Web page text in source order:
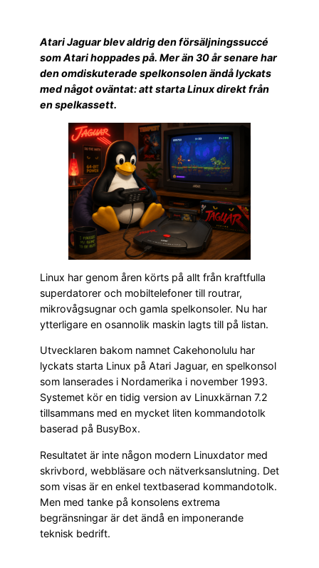
Atari Jaguar blev aldrig den försäljningssuccé
som Atari hoppades på. Mer än 30 år senare har
den omdiskuterade spelkonsolen ändå lyckats
med något oväntat: att starta Linux direkt från
en spelkassett.
Linux har genom åren körts på allt från kraftfulla
superdatorer och mobiltelefoner till routrar,
mikrovågsugnar och gamla spelkonsoler. Nu har
ytterligare en osannolik maskin lagts till på listan.
Utvecklaren bakom namnet Cakehonolulu har
lyckats starta Linux på Atari Jaguar, en spelkonsol
som lanserades i Nordamerika i november 1993.
Systemet kör en tidig version av Linuxkärnan 7.2
tillsammans med en mycket liten kommandotolk
baserad på BusyBox.
Resultatet är inte någon modern Linuxdator med
skrivbord, webbläsare och nätverksanslutning. Det
som visas är en enkel textbaserad kommandotolk.
Men med tanke på konsolens extrema
begränsningar är det ändå en imponerande
teknisk bedrift.